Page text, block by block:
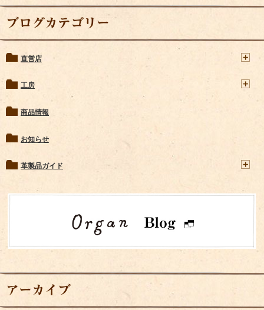
ブログカテゴリー
直営店
工房
商品情報
お知らせ
革製品ガイド
アーカイブ